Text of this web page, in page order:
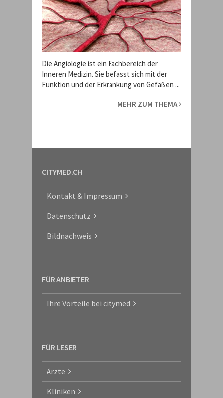
Die Angiologie ist ein Fachbereich der
Inneren Medizin. Sie befasst sich mit der
Funktion und der Erkrankung von Gefäßen ...
MEHR ZUM THEMA
CITYMED.CH
Kontakt & Impressum
Datenschutz
Bildnachweis
FÜR ANBIETER
Ihre Vorteile bei citymed
FÜR LESER
Ärzte
Kliniken